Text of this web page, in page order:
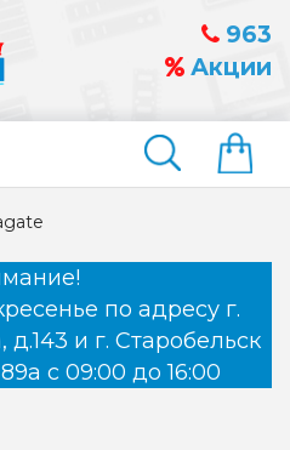
963
Акции
Найти
по адресу г.
и г. Старобельск
с 09:00 до 16:00